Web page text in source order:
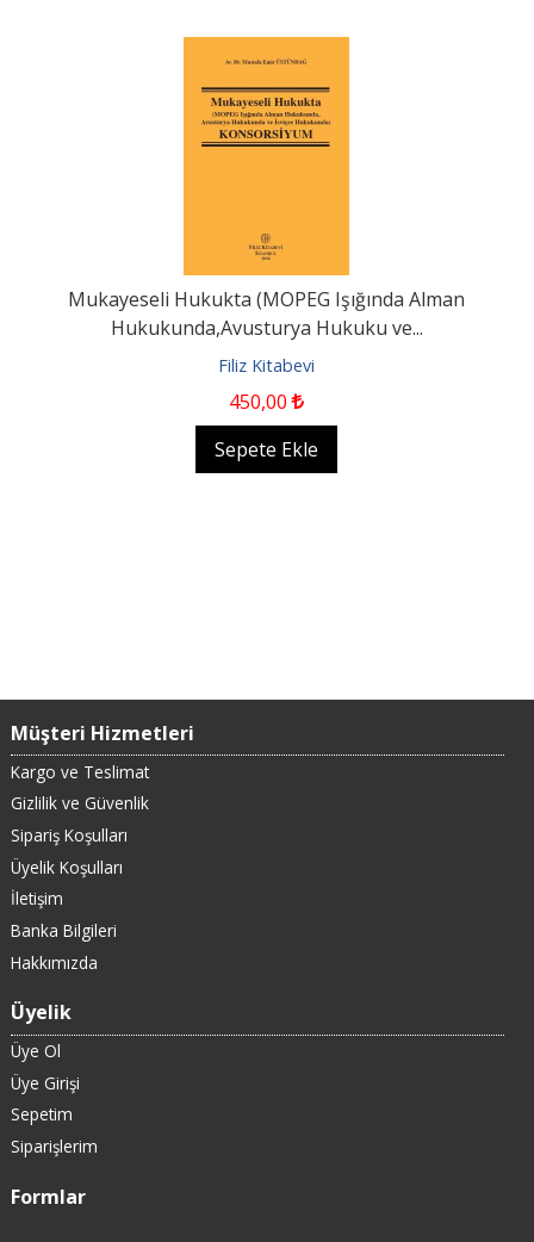
Mukayeseli Hukukta (MOPEG Işığında Alman
Hukukunda,Avusturya Hukuku ve...
Filiz Kitabevi
450,00
Sepete Ekle
Müşteri Hizmetleri
Kargo ve Teslimat
Gizlilik ve Güvenlik
Sipariş Koşulları
Üyelik Koşulları
İletişim
Banka Bilgileri
Hakkımızda
Üyelik
Üye Ol
Üye Girişi
Sepetim
Siparişlerim
Formlar